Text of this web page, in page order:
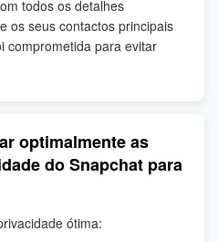
todos os detalhes
os seus contactos principais
comprometida para evitar
optimalmente as
do Snapchat para
ótima: